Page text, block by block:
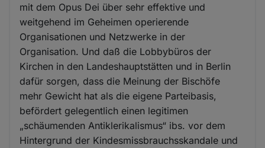
mit dem Opus Dei über sehr effektive und
weitgehend im Geheimen operierende
Organisationen und Netzwerke in der
Organisation. Und daß die Lobbybüros der
Kirchen in den Landeshauptstätten und in Berlin
dafür sorgen, dass die Meinung der Bischöfe
mehr Gewicht hat als die eigene Parteibasis,
befördert gelegentlich einen legitimen
„schäumenden Antiklerikalismus“ ibs. vor dem
Hintergrund der Kindesmissbrauchsskandale und